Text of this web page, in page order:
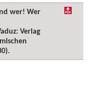
wer! Wer
Verlag